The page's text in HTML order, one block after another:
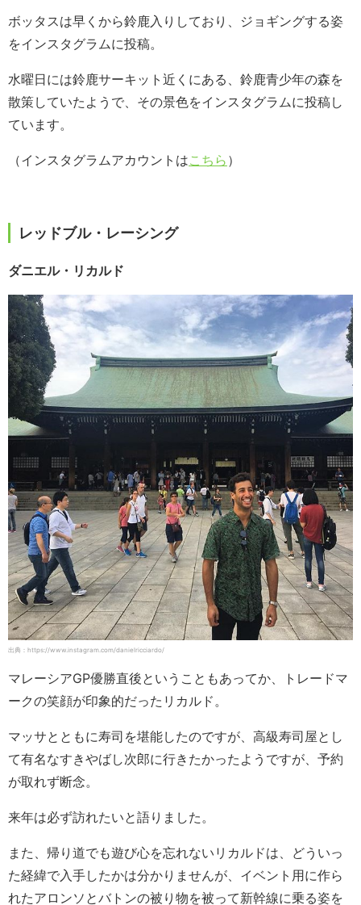
ボッタスは早くから鈴鹿入りしており、ジョギングする姿
をインスタグラムに投稿。
水曜日には鈴鹿サーキット近くにある、鈴鹿青少年の森を
散策していたようで、その景色をインスタグラムに投稿し
ています。
（インスタグラムアカウントはこちら ）
レッドブル・レーシング
ダニエル・リカルド
出典：https://www.instagram.com/danielricciardo/
マレーシアGP優勝直後ということもあってか、トレードマ
ークの笑顔が印象的だったリカルド。
マッサとともに寿司を堪能したのですが、高級寿司屋とし
て有名なすきやばし次郎に行きたかったようですが、予約
が取れず断念。
来年は必ず訪れたいと語りました。
また、帰り道でも遊び心を忘れないリカルドは、どういっ
た経緯で入手したかは分かりませんが、イベント用に作ら
れたアロンソとバトンの被り物を被って新幹線に乗る姿を